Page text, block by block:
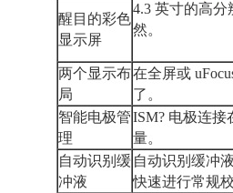
醒目的彩色
显示屏
4.3 英寸的高分
然。
两个显示布
局
在全屏或
了。
智能电极管
理
ISM? 电极连接
量。
自动识别缓
冲液
自动识别缓冲
快速进行常规